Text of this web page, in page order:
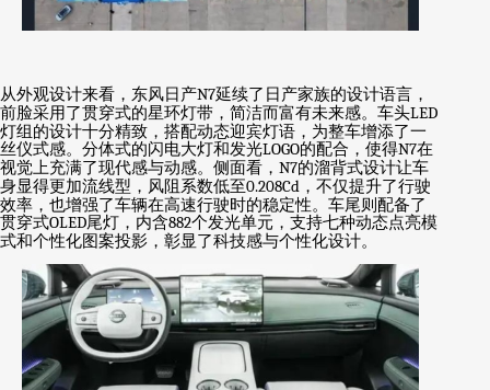
从外观设计来看，东风日产N7延续了日产家族的设计语言，
前脸采用了贯穿式的星环灯带，简洁而富有未来感。车头LED
灯组的设计十分精致，搭配动态迎宾灯语，为整车增添了一
丝仪式感。分体式的闪电大灯和发光LOGO的配合，使得N7在
视觉上充满了现代感与动感。侧面看， N7的溜背式设计让车
身显得更加流线型，风阻系数低至0.208Cd ，不仅提升了行驶
效率，也增强了车辆在高速行驶时的稳定性。车尾则配备了
贯穿式OLED尾灯，内含882个发光单元，支持七种动态点亮模
式和个性化图案投影，彰显了科技感与个性化设计。